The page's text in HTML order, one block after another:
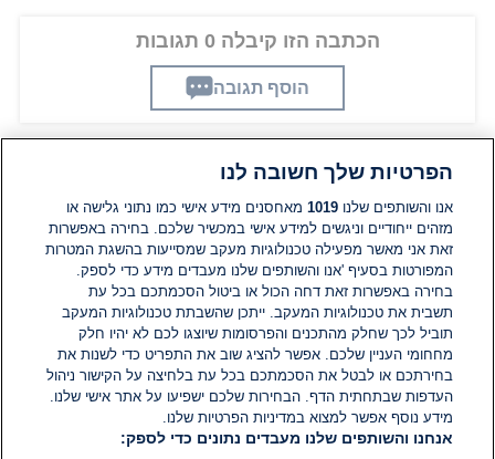
הכתבה הזו קיבלה 0 תגובות
הוסף תגובה
תגובות
אין עדיין תגובות. היה הראשון להגיב
הוסף תגובה
הפרטיות שלך חשובה לנו
אנו והשותפים שלנו1019 מאחסנים מידע אישי כמו נתוני גלישה או
מזהים ייחודיים וניגשים למידע אישי במכשיר שלכם. בחירה באפשרות
זאת אני מאשר מפעילה טכנולוגיות מעקב שמסייעות בהשגת המטרות
המפורטות בסעיף 'אנו והשותפים שלנו מעבדים מידע כדי לספק.
בחירה באפשרות זאת דחה הכול או ביטול הסכמתכם בכל עת
תשבית את טכנולוגיות המעקב. ייתכן שהשבתת טכנולוגיות המעקב
תוביל לכך שחלק מהתכנים והפרסומות שיוצגו לכם לא יהיו חלק
מחחומי העניין שלכם. אפשר להציג שוב את התפריט כדי לשנות את
בחירתכם או לבטל את הסכמתכם בכל עת בלחיצה על הקישור ניהול
העדפות שבתחתית הדף. הבחירות שלכם ישפיעו על אתר אישי שלנו.
מידע נוסף אפשר למצוא במדיניות הפרטיות שלנו.
אנחנו והשותפים שלנו מעבדים נתונים כדי לספק: